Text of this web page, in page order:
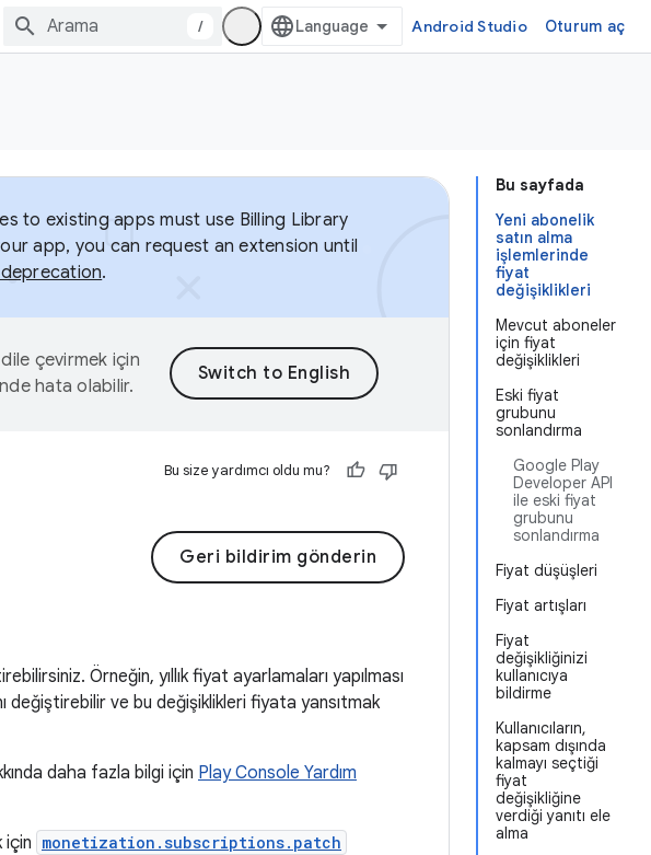
/ Android Studio Oturum aç
Bu sayfada
Yeni abonelik
satın alma
işlemlerinde
fiyat
değişiklikleri
Mevcut aboneler
için fiyat
değişiklikleri
Eski fiyat
grubunu
sonlandırma
Google Play
Developer API
ile eski fiyat
grubunu
sonlandırma
Fiyat düşüşleri
Fiyat artışları
Fiyat
değişikliğinizi
kullanıcıya
bildirme
Kullanıcıların,
kapsam dışında
kalmayı seçtiği
fiyat
değişikliğine
verdiği yanıtı ele
alma
to existing apps must use Billing Library
app, you can request an extension until
.
çevirmek için
hata olabilir.
Bu size yardımcı oldu mu?
Geri bildirim gönderin
Örneğin, yıllık fiyat ayarlamaları yapılması
değiştirebilir ve bu değişiklikleri fiyata yansıtmak
daha fazla bilgi için Play Console Yardım
için monetization.subscriptions.patch